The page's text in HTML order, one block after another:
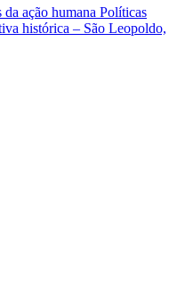
da ação humana Políticas
histórica – São Leopoldo,